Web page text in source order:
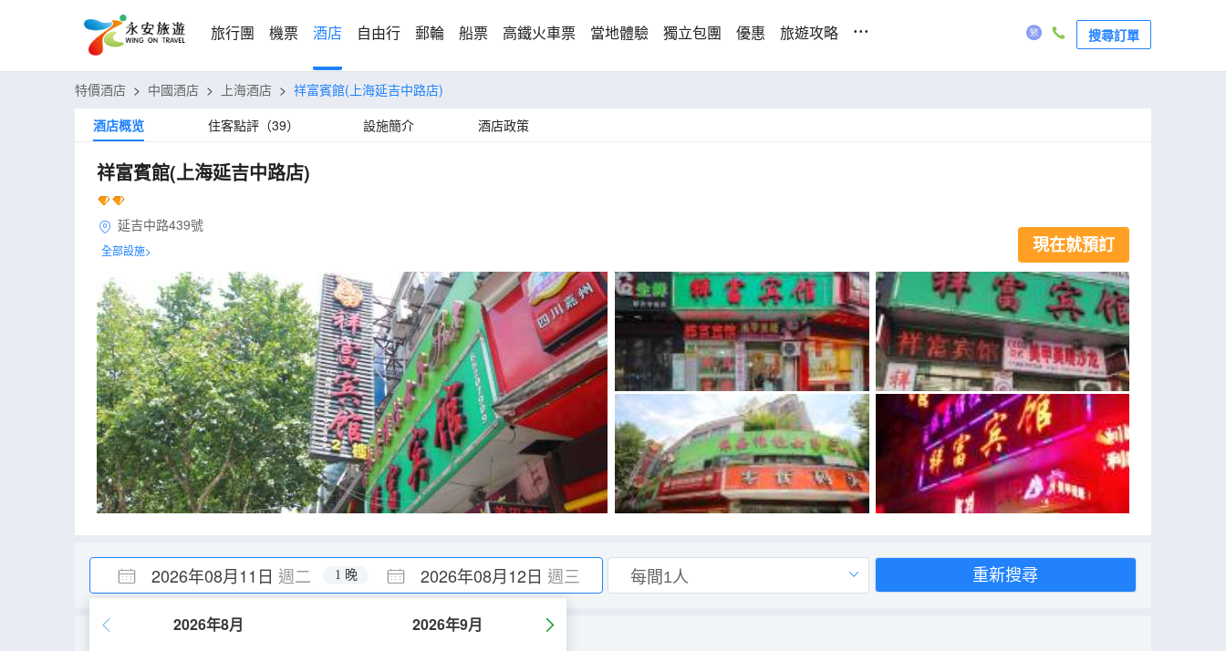
旅行團 機票 酒店 自由行 郵輪 船票 高鐵火車票 當地體驗 獨立包團 優惠 旅遊攻略 ... 搜尋訂單
特價酒店 > 中國酒店 > 上海酒店 > 祥富賓館(上海延吉中路店)
酒店概览
住客點評（39） 設施簡介 酒店政策
祥富賓館(上海延吉中路店)
延吉中路439號
全部設施> 現在就預訂
2026年08月11日 週二 2026年08月12日 週三
1 晚
2026年8月 2026年9月
重新搜尋